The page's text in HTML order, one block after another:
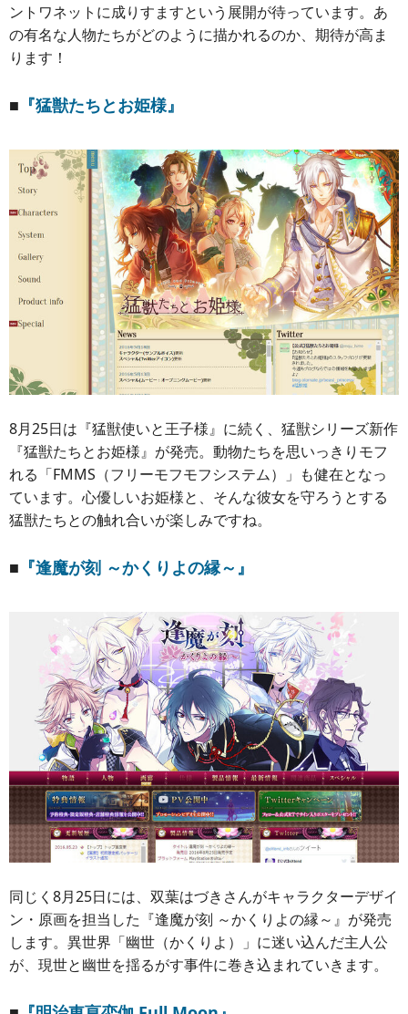
ントワネットに成りすますという展開が待っています。あ
の有名な人物たちがどのように描かれるのか、期待が高ま
ります！
■ 『猛獣たちとお姫様』
8月25日は『猛獣使いと王子様』に続く、猛獣シリーズ新作
『猛獣たちとお姫様』が発売。動物たちを思いっきりモフ
れる「FMMS（フリーモフモフシステム）」も健在となっ
ています。心優しいお姫様と、そんな彼女を守ろうとする
猛獣たちとの触れ合いが楽しみですね。
■ 『逢魔が刻 ～かくりよの縁～』
同じく8月25日には、双葉はづきさんがキャラクターデザイ
ン・原画を担当した『逢魔が刻 ～かくりよの縁～』が発売
します。異世界「幽世（かくりよ）」に迷い込んだ主人公
が、現世と幽世を揺るがす事件に巻き込まれていきます。